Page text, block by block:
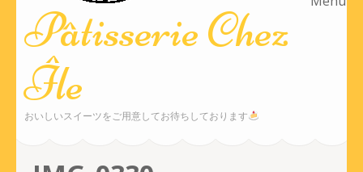
(Enter
押
す)
Pâtisserie Chez
Île
おいしいスイーツをご用意してお待ちしております